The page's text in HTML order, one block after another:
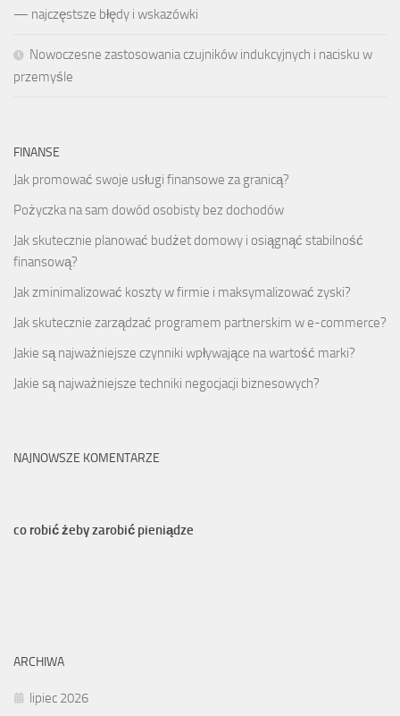
— najczęstsze błędy i wskazówki
Nowoczesne zastosowania czujników indukcyjnych i nacisku w
przemyśle
FINANSE
Jak promować swoje usługi finansowe za granicą?
Pożyczka na sam dowód osobisty bez dochodów
Jak skutecznie planować budżet domowy i osiągnąć stabilność
finansową?
Jak zminimalizować koszty w firmie i maksymalizować zyski?
Jak skutecznie zarządzać programem partnerskim w e-commerce?
Jakie są najważniejsze czynniki wpływające na wartość marki?
Jakie są najważniejsze techniki negocjacji biznesowych?
NAJNOWSZE KOMENTARZE
co robić żeby zarobić pieniądze
ARCHIWA
lipiec 2026